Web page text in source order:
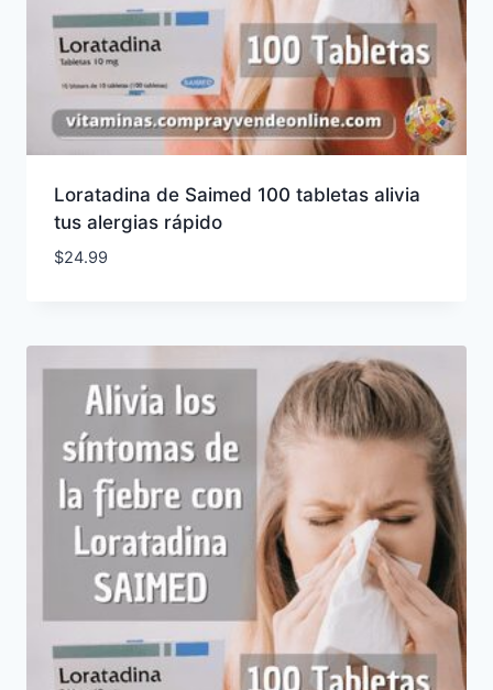
Loratadina de Saimed 100 tabletas alivia
tus alergias rápido
$24.99